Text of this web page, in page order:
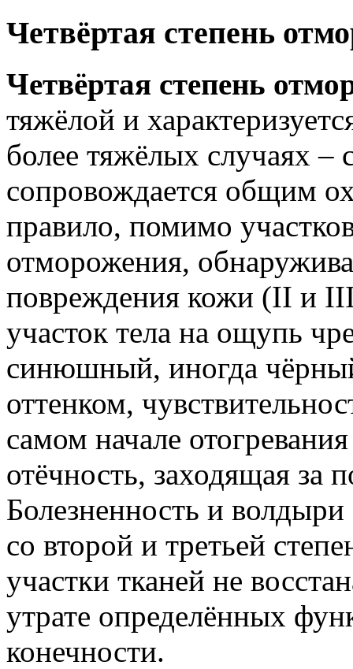
Четвёртая степень
Четвёртая степень
тяжёлой и
более тяжёлых случаях –
сопровождается общим
правило, помимо
отморожения,
повреждения кожи (II и
участок тела на ощупь
синюшный, иногда
оттенком,
самом начале
отёчность, заходящая за
Болезненность и волдыри
со второй и третьей
участки тканей не
утрате определённых
конечности.